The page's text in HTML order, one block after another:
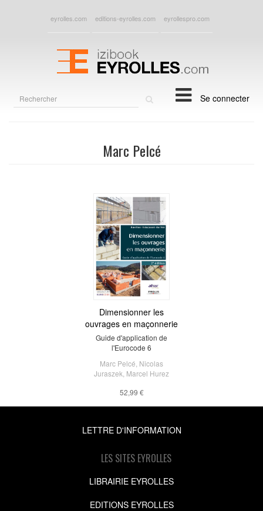
eyrolles.com editions-eyrolles.com eyrollespro.com
Se connecter
Marc Pelcé
Dimensionner les
ouvrages en maçonnerie
Guide d'application de
l'Eurocode 6
Marc Pelcé Nicolas
Juraszek Marcel Hurez
52,99 €
LETTRE D'INFORMATION
LES SITES EYROLLES
LIBRAIRIE EYROLLES
EDITIONS EYROLLES